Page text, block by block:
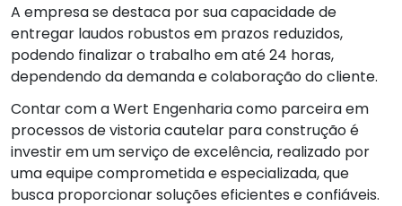
A empresa se destaca por sua capacidade de
entregar laudos robustos em prazos reduzidos,
podendo finalizar o trabalho em até 24 horas,
dependendo da demanda e colaboração do cliente.
Contar com a Wert Engenharia como parceira em
processos de vistoria cautelar para construção é
investir em um serviço de excelência, realizado por
uma equipe comprometida e especializada, que
busca proporcionar soluções eficientes e confiáveis.